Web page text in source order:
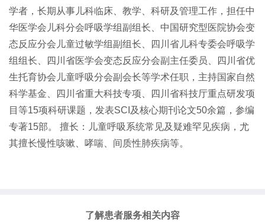
学者，长期从事儿科临床、教学、科研及管理工作，担任中
华医学会儿科分会呼吸学组副组长、中国研究型医院协会变
态反应分会儿童过敏学组副组长、四川省儿科专委会呼吸学
组组长、四川省医学会变态反应分会副主任委员、四川省优
生托育协会儿童呼吸分会副会长等学术任职，主持国家自然
科学基金、四川省重大科技专项、四川省科技厅重点研发项
目等15项科研课题，发表SCI及核心期刊论文50余篇，参编
专著15部。 擅长：儿童呼吸系统常见及疑难罕见疾病，尤
其擅长慢性咳嗽、哮喘、间质性肺疾病等。
了解患者服务相关内容